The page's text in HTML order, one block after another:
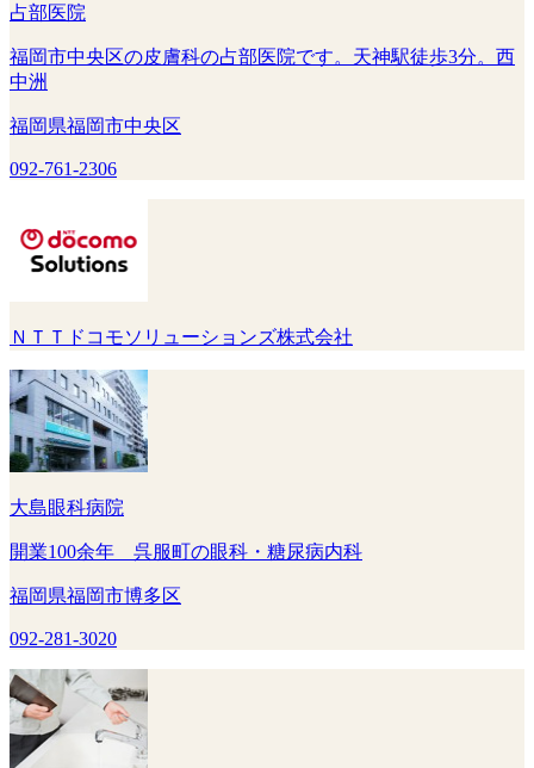
占部医院
福岡市中央区の皮膚科の占部医院です。天神駅徒歩3分。西
中洲
福岡県福岡市中央区
092-761-2306
ＮＴＴドコモソリューションズ株式会社
大島眼科病院
開業100余年 呉服町の眼科・糖尿病内科
福岡県福岡市博多区
092-281-3020